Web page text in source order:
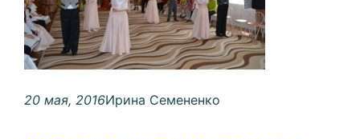
20 мая, 2016Ирина Семененко